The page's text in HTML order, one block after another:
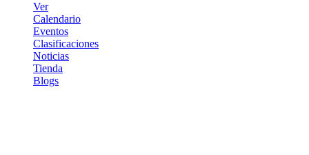
Ver
Calendario
Eventos
Clasificaciones
Noticias
Tienda
Blogs